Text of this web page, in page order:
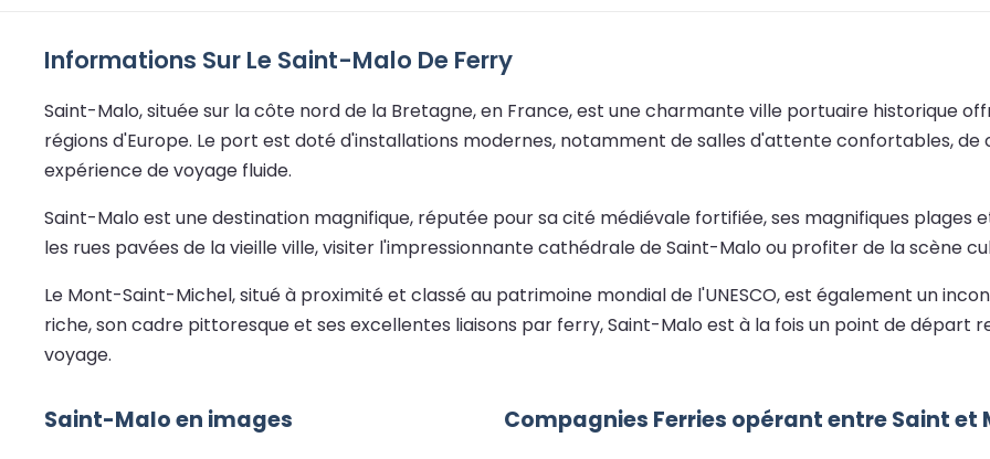
Informations Sur Le Saint-Malo De Ferry
Saint-Malo, située sur la côte nord de la Bretagne, en France, est une charmante ville portuaire historique
régions d'Europe. Le port est doté d'installations modernes, notamment de salles d'attente confortables,
expérience de voyage fluide.
Saint-Malo est une destination magnifique, réputée pour sa cité médiévale fortifiée, ses magnifiques plages
les rues pavées de la vieille ville, visiter l'impressionnante cathédrale de Saint-Malo ou profiter de la scène
Le Mont-Saint-Michel, situé à proximité et classé au patrimoine mondial de l'UNESCO, est également un
riche, son cadre pittoresque et ses excellentes liaisons par ferry, Saint-Malo est à la fois un point de départ
voyage.
Saint-Malo en images Compagnies Ferries opérant entre Saint et